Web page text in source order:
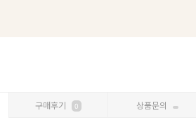
구매후기 0 상품문의